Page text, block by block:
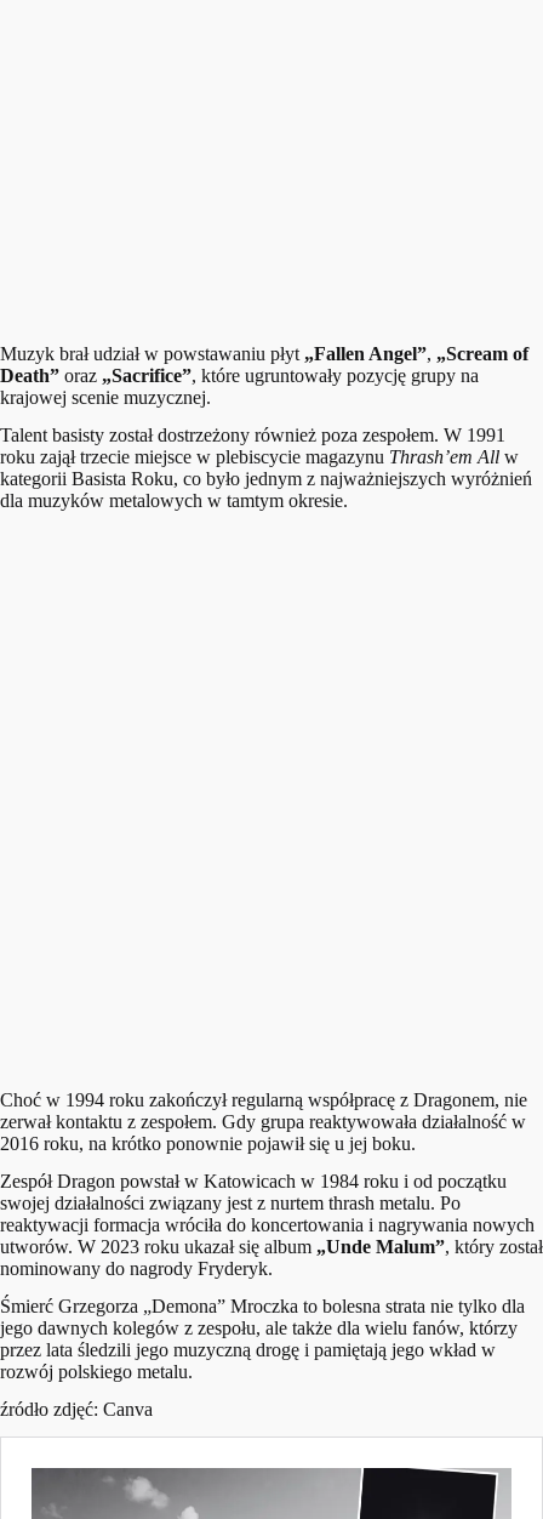
Muzyk brał udział w powstawaniu płyt „Fallen Angel”, „Scream of
Death” oraz „Sacrifice”, które ugruntowały pozycję grupy na
krajowej scenie muzycznej.
Talent basisty został dostrzeżony również poza zespołem. W 1991
roku zajął trzecie miejsce w plebiscycie magazynu Thrash’em All w
kategorii Basista Roku, co było jednym z najważniejszych wyróżnień
dla muzyków metalowych w tamtym okresie.
Choć w 1994 roku zakończył regularną współpracę z Dragonem, nie
zerwał kontaktu z zespołem. Gdy grupa reaktywowała działalność w
2016 roku, na krótko ponownie pojawił się u jej boku.
Zespół Dragon powstał w Katowicach w 1984 roku i od początku
swojej działalności związany jest z nurtem thrash metalu. Po
reaktywacji formacja wróciła do koncertowania i nagrywania nowych
utworów. W 2023 roku ukazał się album „Unde Malum”, który został
nominowany do nagrody Fryderyk.
Śmierć Grzegorza „Demona” Mroczka to bolesna strata nie tylko dla
jego dawnych kolegów z zespołu, ale także dla wielu fanów, którzy
przez lata śledzili jego muzyczną drogę i pamiętają jego wkład w
rozwój polskiego metalu.
źródło zdjęć: Canva